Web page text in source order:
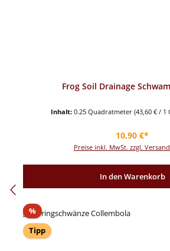
Frog Soil Drainage
Inhalt: 0.25 Quadratmeter (43,60 € /
Regulärer
10,90 €*
Preise inkl. MwSt. zzgl.
In den Warenkorb
%Rabatt
Tipp